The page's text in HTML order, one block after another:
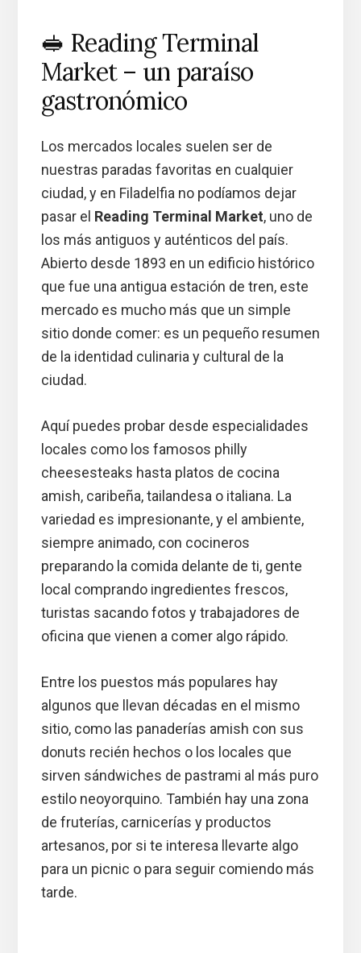
🥪 Reading Terminal
Market – un paraíso
gastronómico
Los mercados locales suelen ser de
nuestras paradas favoritas en cualquier
ciudad, y en Filadelfia no podíamos dejar
pasar el Reading Terminal Market, uno de
los más antiguos y auténticos del país.
Abierto desde 1893 en un edificio histórico
que fue una antigua estación de tren, este
mercado es mucho más que un simple
sitio donde comer: es un pequeño resumen
de la identidad culinaria y cultural de la
ciudad.
Aquí puedes probar desde especialidades
locales como los famosos philly
cheesesteaks hasta platos de cocina
amish, caribeña, tailandesa o italiana. La
variedad es impresionante, y el ambiente,
siempre animado, con cocineros
preparando la comida delante de ti, gente
local comprando ingredientes frescos,
turistas sacando fotos y trabajadores de
oficina que vienen a comer algo rápido.
Entre los puestos más populares hay
algunos que llevan décadas en el mismo
sitio, como las panaderías amish con sus
donuts recién hechos o los locales que
sirven sándwiches de pastrami al más puro
estilo neoyorquino. También hay una zona
de fruterías, carnicerías y productos
artesanos, por si te interesa llevarte algo
para un picnic o para seguir comiendo más
tarde.